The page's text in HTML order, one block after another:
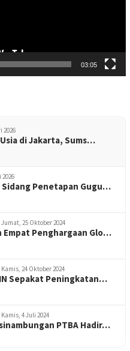
03:05
2026
di Jakarta, Sums…
2026
Sidang Penetapan Gugu…
Jumat, 25 Oktober 2024
Empat Penghargaan Glo…
Kamis, 24 Oktober 2024
Sepakat Peningkatan…
Kamis, 4 Juli 2024
PTBA Hadir…